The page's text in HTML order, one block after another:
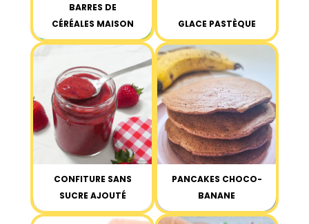
BARRES DE
CÉRÉALES MAISON
GLACE PASTÈQUE
CONFITURE SANS
SUCRE AJOUTÉ
PANCAKES CHOCO-
BANANE